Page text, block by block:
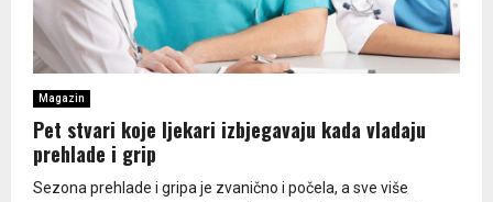
Magazin
Pet stvari koje ljekari izbjegavaju kada vladaju
prehlade i grip
Sezona prehlade i gripa je zvanično i počela, a sve više